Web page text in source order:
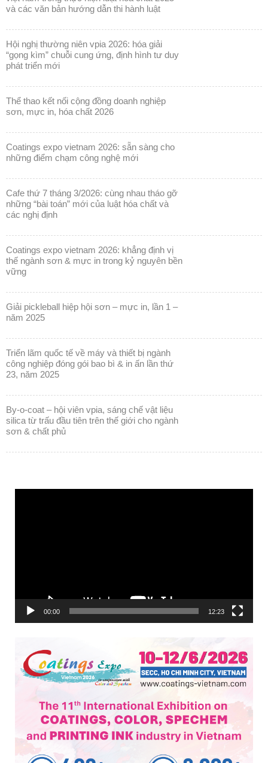
và các văn bản hướng dẫn thi hành luật
hội nghị thường niên vpia 2026: hóa giải
“gọng kìm” chuỗi cung ứng, định hình tư duy
phát triển mới
thể thao kết nối cộng đồng doanh nghiệp
sơn, mực in, hóa chất 2026
coatings expo vietnam 2026: sẵn sàng cho
những điểm chạm công nghệ mới
cafe thứ 7 tháng 3/2026: cùng nhau tháo gỡ
những “bài toán” mới của luật hóa chất và
các nghị định
coatings expo vietnam 2026: khẳng định vị
thế ngành sơn & mực in trong kỷ nguyên bền
vững
giải pickleball hiệp hội sơn – mực in, lần 1 –
năm 2025
triển lãm quốc tế về máy và thiết bị ngành
công nghiệp đóng gói bao bì & in ấn lần thứ
23, năm 2025
by-o-coat – hội viên vpia, sáng chế vật liệu
silica từ trấu đầu tiên trên thế giới cho ngành
sơn & chất phủ
00:00 12:23